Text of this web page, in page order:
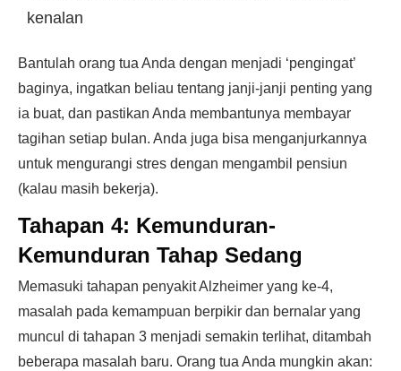
kenalan
Bantulah orang tua Anda dengan menjadi ‘pengingat’
baginya, ingatkan beliau tentang janji-janji penting yang
ia buat, dan pastikan Anda membantunya membayar
tagihan setiap bulan. Anda juga bisa menganjurkannya
untuk mengurangi stres dengan mengambil pensiun
(kalau masih bekerja).
Tahapan 4: Kemunduran-
Kemunduran Tahap Sedang
Memasuki tahapan penyakit Alzheimer yang ke-4,
masalah pada kemampuan berpikir dan bernalar yang
muncul di tahapan 3 menjadi semakin terlihat, ditambah
beberapa masalah baru. Orang tua Anda mungkin akan: